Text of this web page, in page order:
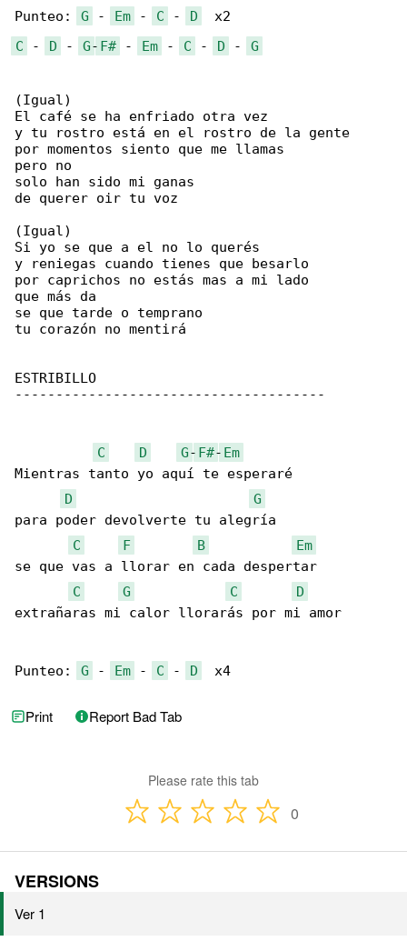
Punteo: G - Em - C - D
C - D - G- F# - Em - C - D - G
(Igual)
El café se ha enfriado otra vez
y tu rostro está en el rostro de la gente
por momentos siento que me llamas
pero no
solo han sido mi ganas
de querer oir tu voz
(Igual)
Si yo se que a el no lo querés
y reniegas cuando tienes que besarlo
por caprichos no estás mas a mi lado
que más da
se que tarde o temprano
tu corazón no mentirá
ESTRIBILLO
--------------------------------------
C D G- F#- Em
Mientras tanto yo aquí te esperaré
D
G
para poder devolverte tu alegría
C
F B
Em
se que vas a llorar en cada despertar
C
G C
D
extrañaras mi calor llorarás por mi amor
Punteo: G - Em - C - D
  x4
Print Report Bad Tab
Please rate this tab
0
VERSIONS
Ver 1